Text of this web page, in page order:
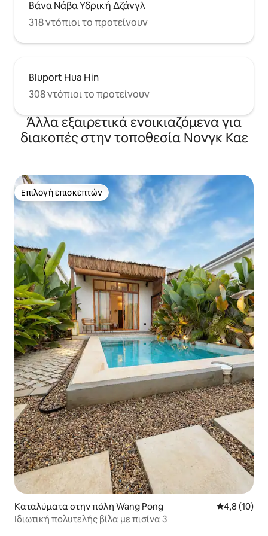
Βάνα Νάβα Υδρική Δζάνγλ
318 ντόπιοι το προτείνουν
Bluport Hua Hin
308 ντόπιοι το προτείνουν
Άλλα εξαιρετικά ενοικιαζόμενα για
διακοπές στην τοποθεσία Νονγκ Καε
Επιλογή επισκεπτών
Επιλογή επισκεπτών
Καταλύματα στην πόλη Wang Pong Μέση
4,8 (10)
Ιδιωτική πολυτελής βίλα με πισίνα 3